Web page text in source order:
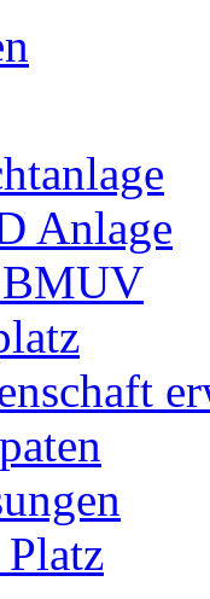
Anlage